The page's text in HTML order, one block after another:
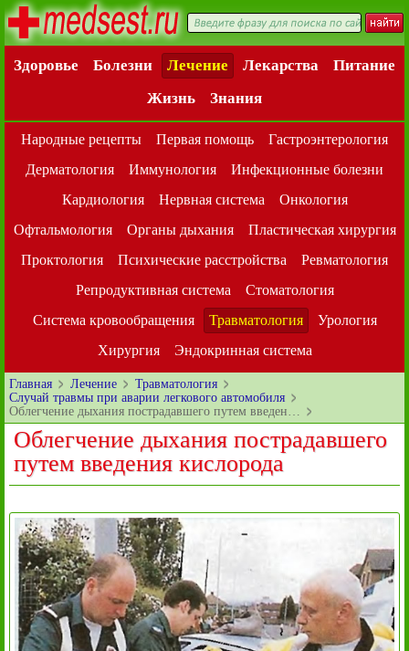
Здоровье Болезни Лечение Лекарства
Питание
Жизнь
Знания
Народные рецепты Первая помощь
Гастроэнтерология
Дерматология
Иммунология
Инфекционные болезни
Кардиология
Нервная система
Онкология
Офтальмология
Органы дыхания
Пластическая хирургия
Проктология
Психические расстройства
Ревматология
Репродуктивная система
Стоматология
Система кровообращения
Травматология
Урология
Хирургия
Эндокринная система
Главная Лечение
Травматология
Случай травмы при аварии легкового автомобиля
Облегчение дыхания пострадавшего путем введен…
Облегчение дыхания пострадавшего
путем введения кислорода